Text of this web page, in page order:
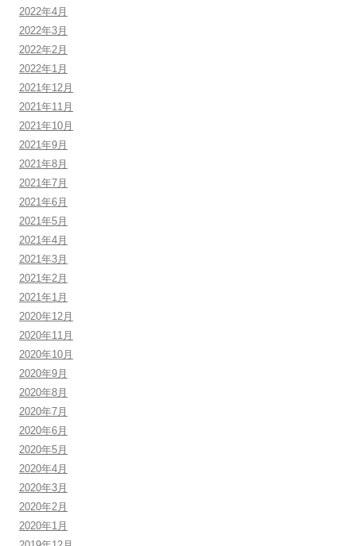
2022年4月
2022年3月
2022年2月
2022年1月
2021年12月
2021年11月
2021年10月
2021年9月
2021年8月
2021年7月
2021年6月
2021年5月
2021年4月
2021年3月
2021年2月
2021年1月
2020年12月
2020年11月
2020年10月
2020年9月
2020年8月
2020年7月
2020年6月
2020年5月
2020年4月
2020年3月
2020年2月
2020年1月